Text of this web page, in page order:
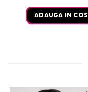
ADAUGA IN COS